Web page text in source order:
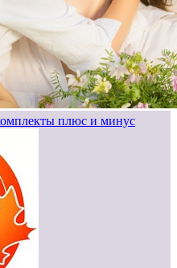
плюс и минус